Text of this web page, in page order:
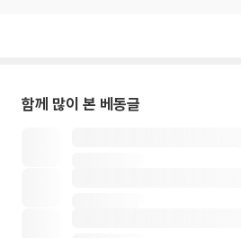
함께 많이 본 베동글